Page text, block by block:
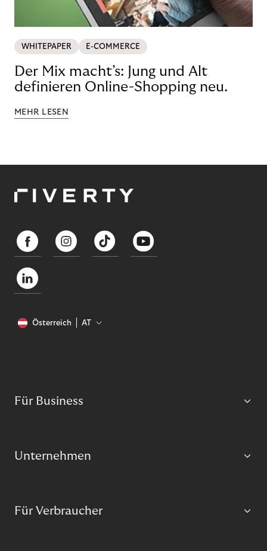
WHITEPAPER E-COMMERCE
Der Mix macht’s: Jung und Alt
definieren Online-Shopping neu.
MEHR LESEN
Österreich AT
Für Business
Unternehmen
Für Verbraucher